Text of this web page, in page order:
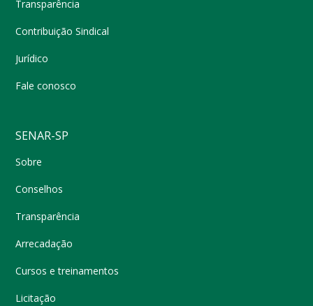
Transparência
Contribuição Sindical
Jurídico
Fale conosco
SENAR-SP
Sobre
Conselhos
Transparência
Arrecadação
Cursos e treinamentos
Licitação